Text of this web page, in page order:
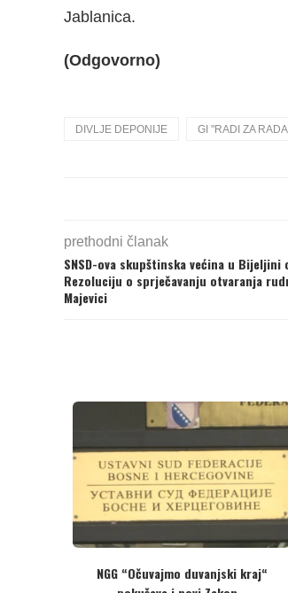
Jablanica.
(Odgovorno)
DIVLJE DEPONIJE GI "RADI ZA
prethodni članak
SNSD-ova skupštinska većina u
Rezoluciju o sprječavanju otvaranja
Majevici
Ništa od poštenih izbora: TI BiH